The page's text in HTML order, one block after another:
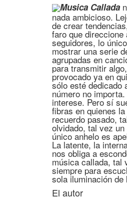
Musica Callada
nada ambicioso.
de crear
faro que
seguidores, lo
mostrar una serie
agrupadas en
para transmitir
provocado ya en
sólo esté dedicado
número no
interese. Pero sí
fibras en quienes
recuerdo pasado,
olvidado, tal vez
único anhelo es
La latente, la
nos obliga a
música callada, tal
siempre para
sola iluminación
El autor